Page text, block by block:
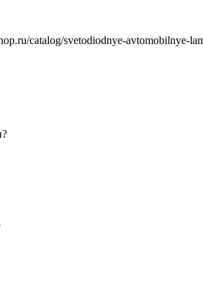
catalog/svetodiodnye-avtomobilnye-